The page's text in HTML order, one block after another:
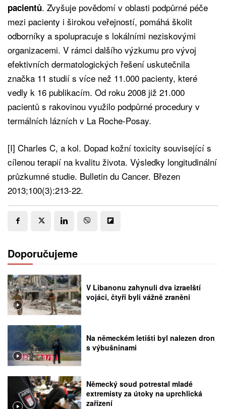
pacientů. Zvyšuje povědomí v oblasti podpůrné péče
mezi pacienty i širokou veřejností, pomáhá školit
odborníky a spolupracuje s lokálními neziskovými
organizacemi. V rámci dalšího výzkumu pro vývoj
efektivních dermatologických řešení uskutečnila
značka 11 studií s více než 11.000 pacienty, které
vedly k 16 publikacím. Od roku 2008 již 21.000
pacientů s rakovinou využilo podpůrné procedury v
termálních lázních v La Roche-Posay.
[I] Charles C, a kol. Dopad kožní toxicity související s
cílenou terapií na kvalitu života. Výsledky longitudinální
průzkumné studie. Bulletin du Cancer. Březen
2013;100(3):213-22.
Doporučujeme
V Libanonu zahynuli dva izraelští
vojáci, čtyři byli vážně zraněni
Na německém letišti byl nalezen dron
s výbušninami
Německý soud potrestal mladé
extremisty za útoky na uprchlická
zařízení